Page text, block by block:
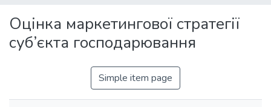
Оцінка маркетингової стратегії
суб’єкта господарювання
Simple item page